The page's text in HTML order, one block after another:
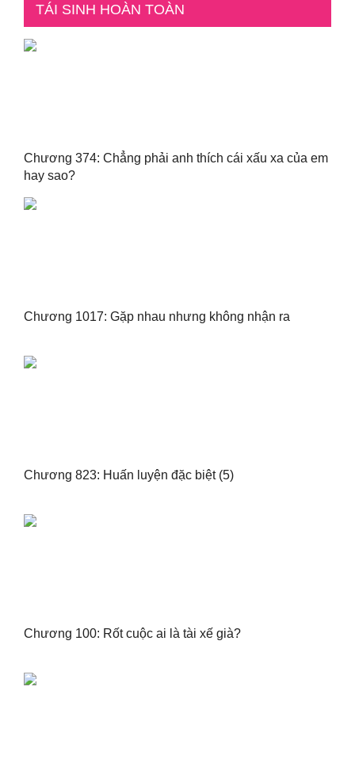
TÁI SINH HOÀN TOÀN
Chương 374: Chẳng phải anh thích cái xấu xa của em
hay sao?
Chương 1017: Gặp nhau nhưng không nhận ra
Chương 823: Huấn luyện đặc biệt (5)
Chương 100: Rốt cuộc ai là tài xế già?